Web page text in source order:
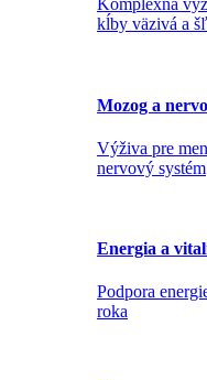
Komplexná
kĺby väzivá a
Mozog a
Výživa pre
nervový systém
Energia a
Podpora
roka